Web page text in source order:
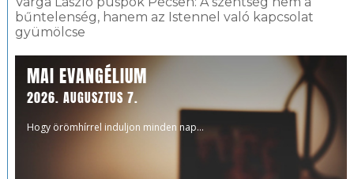
bűntelenség, hanem az Istennel való kapcsolat
gyümölcse
MAI EVANGÉLIUM
2026. AUGUSZTUS 7.
Hogy örömhírrel induljon minden nap...